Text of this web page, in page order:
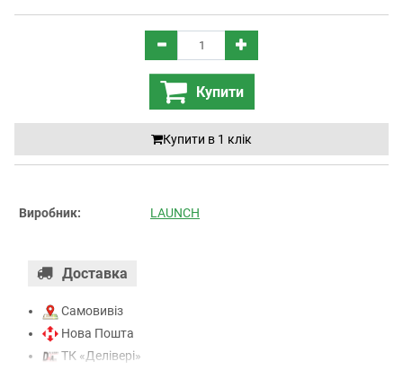
Купити
Купити в 1 клiк
Виробник: LAUNCH
Доставка
Самовивіз
Нова Пошта
ТК «Делівері»